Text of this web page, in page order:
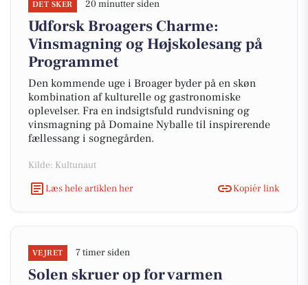
DET SKER 20 minutter siden
Udforsk Broagers Charme:
Vinsmagning og Højskolesang på
Programmet
Den kommende uge i Broager byder på en skøn
kombination af kulturelle og gastronomiske
oplevelser. Fra en indsigtsfuld rundvisning og
vinsmagning på Domaine Nyballe til inspirerende
fællessang i sognegården.
Kilde: Kultunaut
Læs hele artiklen her
Kopiér link
VEJRET 7 timer siden
Solen skruer op for varmen